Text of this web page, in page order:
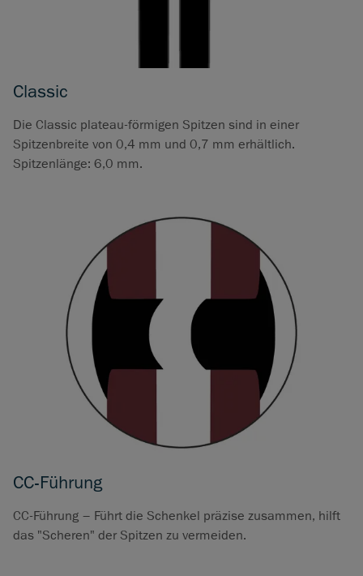
Classic
Die Classic plateau-förmigen Spitzen sind in einer
Spitzenbreite von 0,4 mm und 0,7 mm erhältlich.
Spitzenlänge: 6,0 mm.
CC-Führung
CC-Führung – Führt die Schenkel präzise zusammen, hilft
das "Scheren" der Spitzen zu vermeiden.